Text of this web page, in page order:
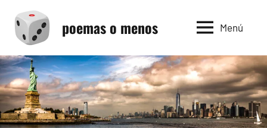
contenido
poemas o menos Menú